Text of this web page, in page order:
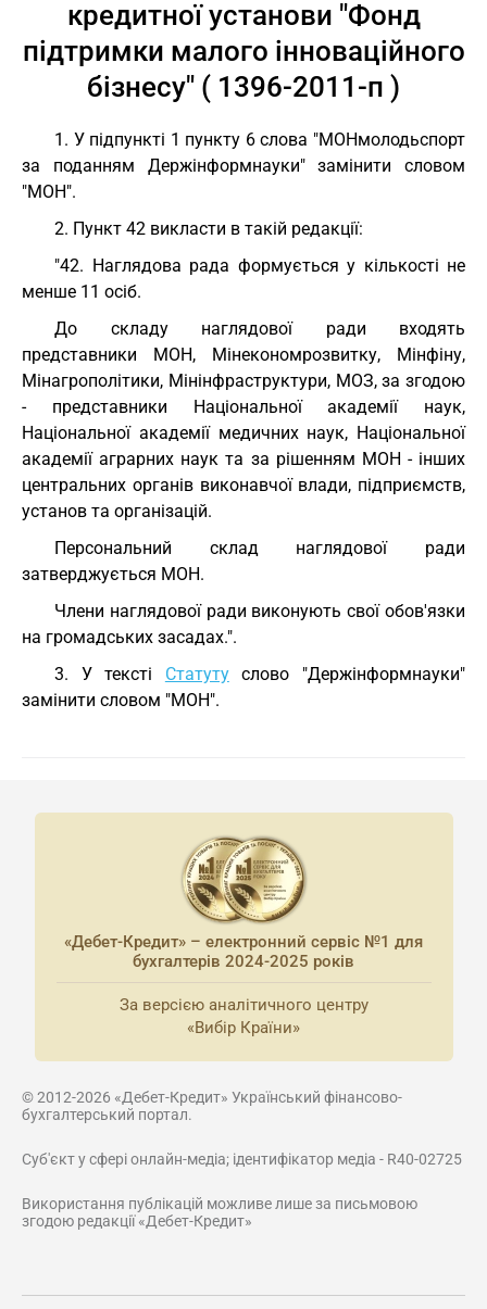
кредитної установи "Фонд
підтримки малого інноваційного
бізнесу" ( 1396-2011-п )
1. У підпункті 1 пункту 6 слова "МОНмолодьспорт
за поданням Держінформнауки" замінити словом
"МОН".
2. Пункт 42 викласти в такій редакції:
"42. Наглядова рада формується у кількості не
менше 11 осіб.
До складу наглядової ради входять
представники МОН, Мінекономрозвитку, Мінфіну,
Мінагрополітики, Мінінфраструктури, МОЗ, за згодою
- представники Національної академії наук,
Національної академії медичних наук, Національної
академії аграрних наук та за рішенням МОН - інших
центральних органів виконавчої влади, підприємств,
установ та організацій.
Персональний склад наглядової ради
затверджується МОН.
Члени наглядової ради виконують свої обов'язки
на громадських засадах.".
3. У тексті Статутуслово "Держінформнауки"
замінити словом "МОН".
«Дебет-Кредит» – електронний сервіс №1 для
бухгалтерів 2024-2025 років
За версією аналітичного центру
«Вибір Країни»
© 2012-2026 «Дебет-Кредит» Український фінансово-
бухгалтерський портал.
Суб'єкт у сфері онлайн-медіа; ідентифікатор медіа - R40-02725
Використання публікацій можливе лише за письмовою
згодою редакції «Дебет-Кредит»